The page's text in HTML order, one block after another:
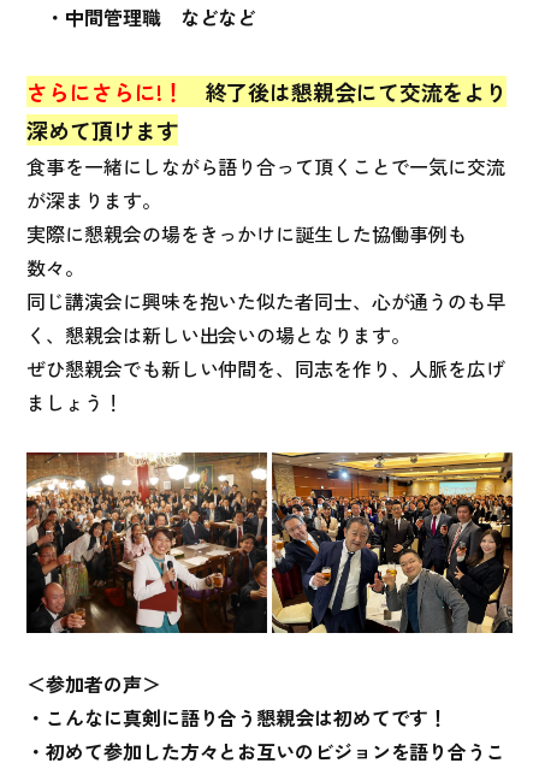
・中間管理職 などなど
さらにさらに!！ 終了後は懇親会にて交流をより
深めて頂けます
食事を一緒にしながら語り合って頂くことで一気に交流
が深まります。
実際に懇親会の場をきっかけに誕生した協働事例も
数々。
同じ講演会に興味を抱いた似た者同士、心が通うのも早
く、懇親会は新しい出会いの場となります。
ぜひ懇親会でも新しい仲間を、同志を作り、人脈を広げ
ましょう！
＜参加者の声＞
・こんなに真剣に語り合う懇親会は初めてです！
・初めて参加した方々とお互いのビジョンを語り合うこ